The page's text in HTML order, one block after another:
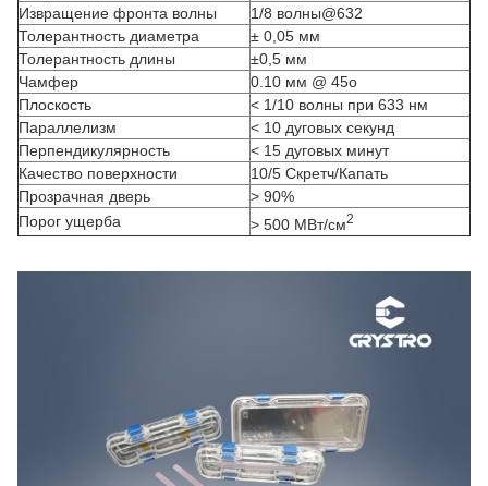
Извращение фронта волны
1/8 волны@632
Толерантность диаметра
± 0,05 мм
Толерантность длины
±0,5 мм
Чамфер
0.10 мм @ 45o
Плоскость
< 1/10 волны при 633 нм
Параллелизм
< 10 дуговых секунд
Перпендикулярность
< 15 дуговых минут
Качество поверхности
10/5 Скретч/Капать
Прозрачная дверь
> 90%
Порог ущерба
> 500 МВт/см2